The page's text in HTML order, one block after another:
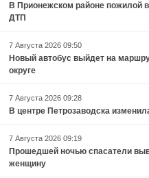
В Прионежском районе пожилой
ДТП
7 Августа 2026 09:50
Новый автобус выйдет на
округе
7 Августа 2026 09:28
В центре Петрозаводска
7 Августа 2026 09:19
Прошедшей ночью спасатели
женщину